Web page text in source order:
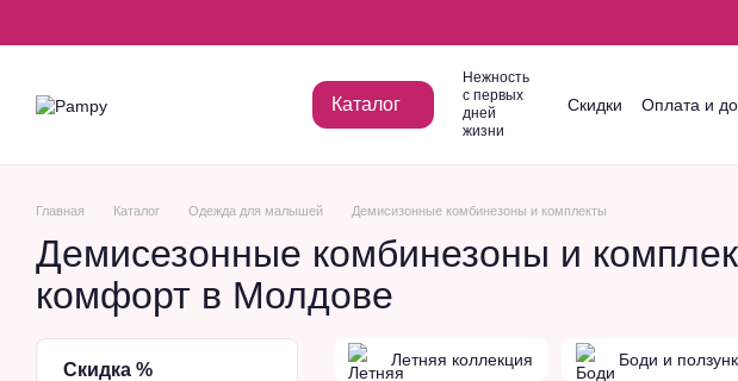
Каталог
Нежность
с первых
дней
жизни
Скидки Оплата и
Главная Каталог Одежда для малышей Демисизонные комбинезоны и комплекты
Демисезонные комбинезоны и
комфорт в Молдове
Летняя коллекция Боди и
Скидка %